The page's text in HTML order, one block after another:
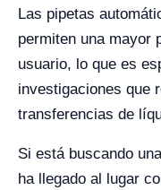
Las pipetas
permiten una mayor
usuario, lo que es
investigaciones que
transferencias de
Si está buscando
ha llegado al lugar